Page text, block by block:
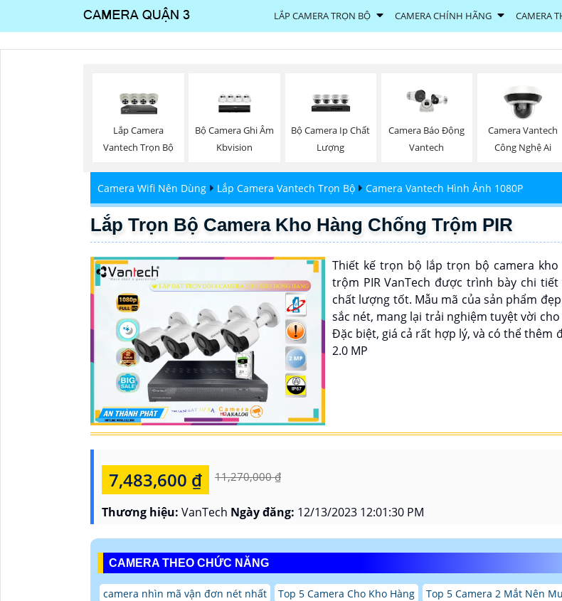
LẮP CAMERA TRỌN BỘ CAMERA CHÍNH HÃNG CAMERA
Lắp Camera
Vantech Trọn Bộ
Bộ Camera Ghi Âm
Kbvision
Bộ Camera Ip Chất
Lượng
Camera Báo Động
Vantech
Camera Vantech
Công Nghệ Ai
Camera Wifi Nên Dùng Lắp Camera Vantech Trọn Bộ Camera Vantech Hình Ảnh 1080P
Lắp Trọn Bộ Camera Kho Hàng Chống Trộm PIR
Thiết kế trọn bộ lắp trọn bộ camera kho
trộm PIR VanTech được trình bày chi tiết
chất lượng tốt. Mẫu mã của sản phẩm
sắc nét, mang lại trải nghiệm tuyệt vời
Đặc biệt, giá cả rất hợp lý, và có thể thêm
2.0 MP
7,483,600 ₫ 11,270,000 ₫
Thương hiệu: VanTech Ngày đăng: 12/13/2023 12:01:30 PM
CAMERA THEO CHỨC NĂNG
camera nhìn mã vận đơn nét nhất Top 5 Camera Cho Kho Hàng
Top 5 Camera 2 Mắt Nên